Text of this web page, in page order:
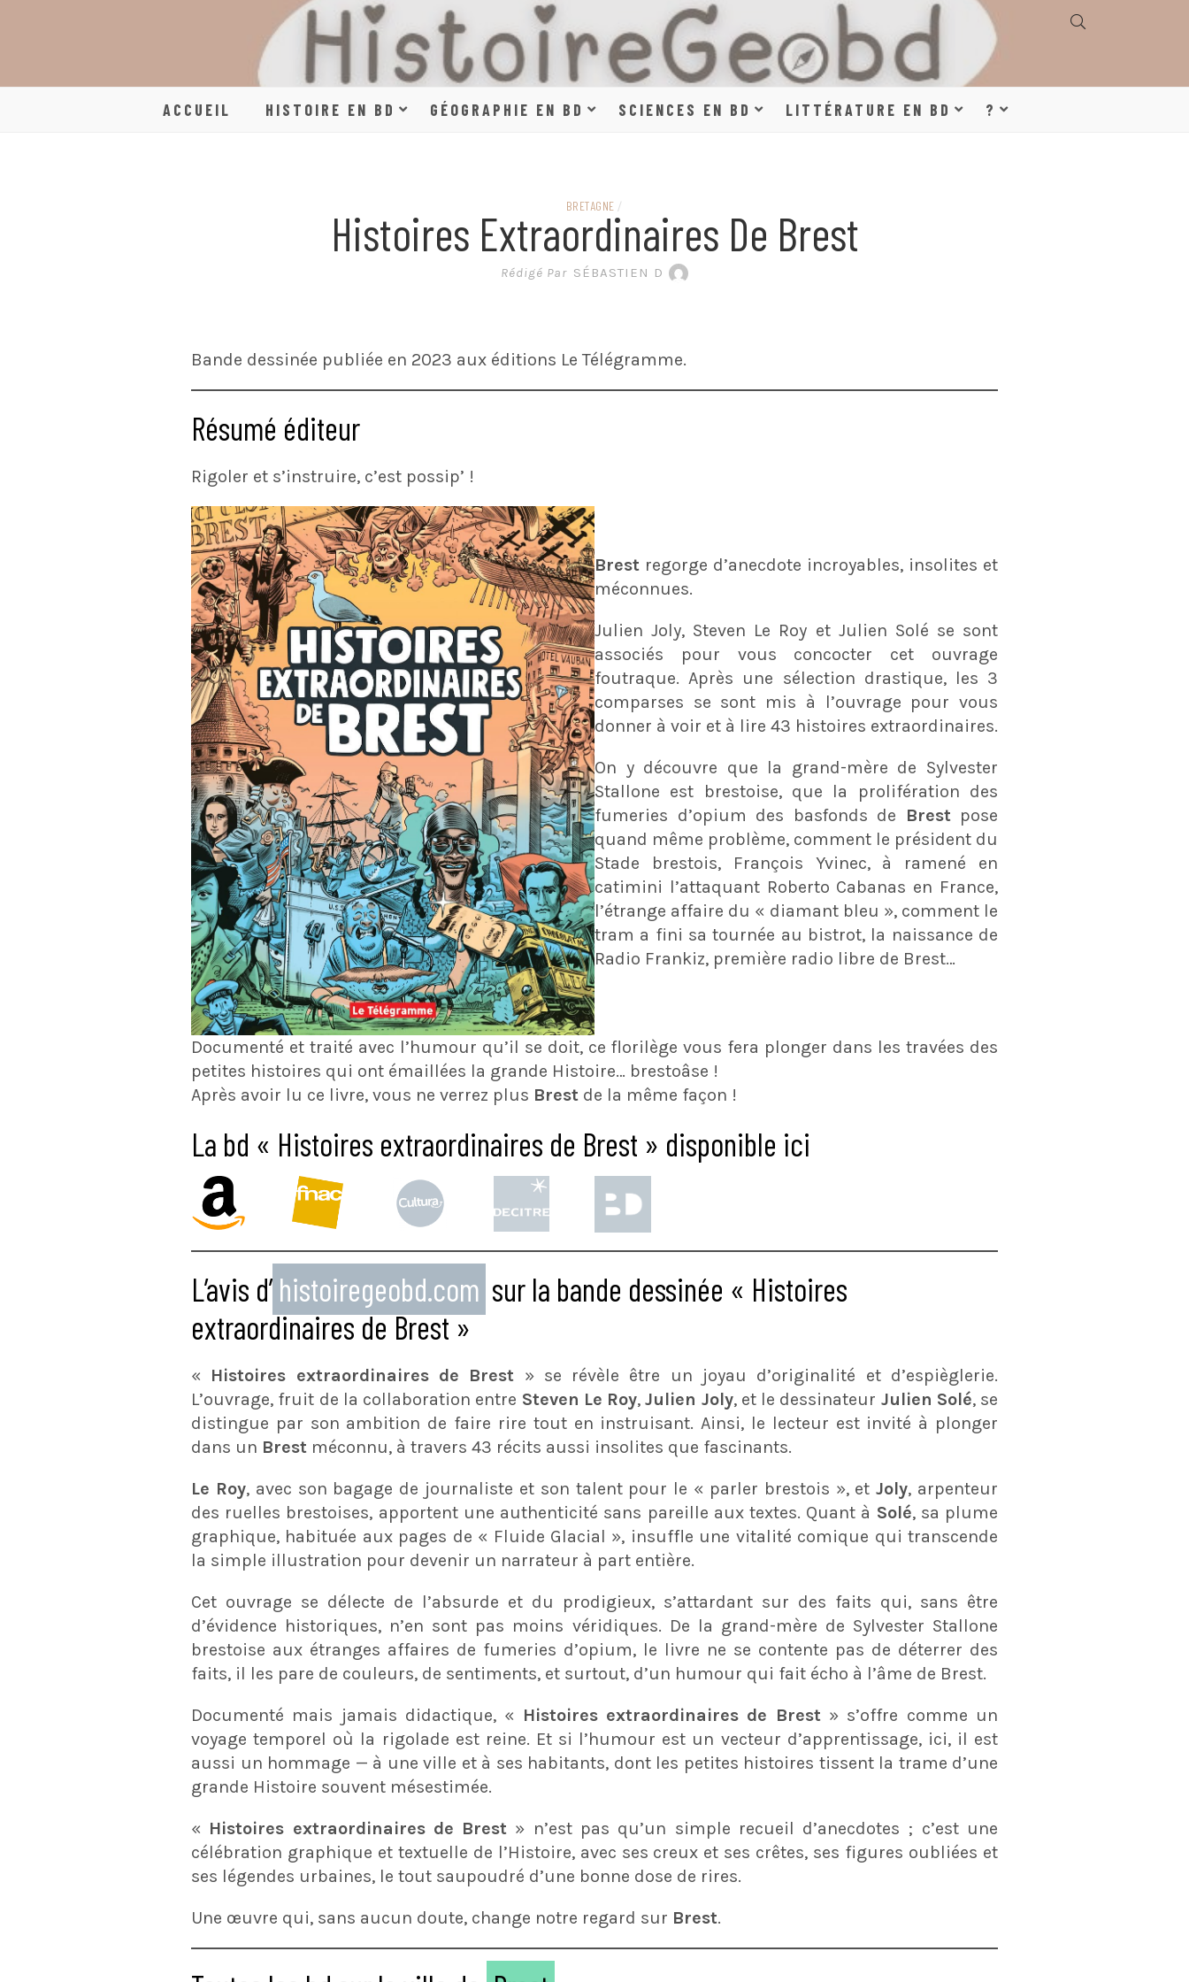
HISTOIRE, GÉOGRAPHIE,
SCIENCES, LITTÉRATURE
EN BANDE DESSINÉE
ACCUEIL HISTOIRE EN BD GÉOGRAPHIE EN BD SCIENCES EN BD LITTÉRATURE EN BD ?
BRETAGNE /
Histoires Extraordinaires De Brest
Rédigé Par SÉBASTIEN D
Bande dessinée publiée en 2023 aux éditions Le Télégramme.
Résumé éditeur
Rigoler et s’instruire, c’est possip’ !
Brest regorge d’anecdote incroyables, insolites et
méconnues.
Julien Joly, Steven Le Roy et Julien Solé se sont
associés pour vous concocter cet ouvrage
foutraque. Après une sélection drastique, les 3
comparses se sont mis à l’ouvrage pour vous
donner à voir et à lire 43 histoires extraordinaires.
On y découvre que la grand-mère de Sylvester
Stallone est brestoise, que la prolifération des
fumeries d’opium des basfonds de
Brest pose
quand même problème, comment le président du
Stade brestois, François Yvinec, à ramené en
catimini l’attaquant Roberto Cabanas en France,
l’étrange affaire du « diamant bleu », comment le
tram a fini sa tournée au bistrot, la naissance de
Radio Frankiz, première radio libre de Brest…
Documenté et traité avec l’humour qu’il se doit, ce florilège vous fera plonger dans les travées des
petites histoires qui ont émaillées la grande Histoire… brestoâse !
Après avoir lu ce livre, vous ne verrez plus Brest de la même façon !
La bd « Histoires extraordinaires de Brest » disponible ici
L’avis d’ histoiregeobd.com sur la bande dessinée « Histoires
extraordinaires de Brest »
« Histoires extraordinaires de Brest » se révèle être un joyau d’originalité et d’espièglerie.
L’ouvrage, fruit de la collaboration entre Steven Le Roy,Julien Joly, et le dessinateur Julien Solé, se
distingue par son ambition de faire rire tout en instruisant. Ainsi, le lecteur est invité à plonger
dans un Brest méconnu, à travers 43 récits aussi insolites que fascinants.
Le Roy, avec son bagage de journaliste et son talent pour le « parler brestois », etJoly, arpenteur
des ruelles brestoises, apportent une authenticité sans pareille aux textes. Quant à Solé, sa plume
graphique, habituée aux pages de « Fluide Glacial », insuffle une vitalité comique qui transcende
la simple illustration pour devenir un narrateur à part entière.
Cet ouvrage se délecte de l’absurde et du prodigieux, s’attardant sur des faits qui, sans être
d’évidence historiques, n’en sont pas moins véridiques. De la grand-mère de Sylvester Stallone
brestoise aux étranges affaires de fumeries d’opium, le livre ne se contente pas de déterrer des
faits, il les pare de couleurs, de sentiments, et surtout, d’un humour qui fait écho à l’âme de Brest.
Documenté mais jamais didactique, « Histoires extraordinaires de Brest» s’offre comme un
voyage temporel où la rigolade est reine. Et si l’humour est un vecteur d’apprentissage, ici, il est
aussi un hommage — à une ville et à ses habitants, dont les petites histoires tissent la trame d’une
grande Histoire souvent mésestimée.
« Histoires extraordinaires de Brest » n’est pas qu’un simple recueil d’anecdotes ; c’est une
célébration graphique et textuelle de l’Histoire, avec ses creux et ses crêtes, ses figures oubliées et
ses légendes urbaines, le tout saupoudré d’une bonne dose de rires.
Une œuvre qui, sans aucun doute, change notre regard sur Brest.